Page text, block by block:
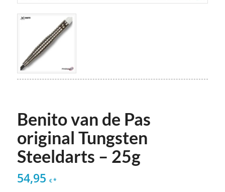
Benito van de Pas
original Tungsten
Steeldarts – 25g
54,95 €*